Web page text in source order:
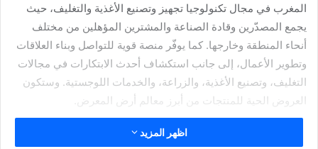
المغرب في مجال تكنولوجيا تجهيز وتصنيع الأغذية والتغليف، حيث
يجمع المصدّرين وقادة الصناعة والمشترين المؤهلين من مختلف
أنحاء المنطقة وخارجها. كما يوفّر منصة قوية للتواصل وبناء العلاقات
وتطوير الأعمال، إلى جانب استكشاف أحدث الابتكارات في مجالات
التغليف، وتصنيع الأغذية، والزراعة، والخدمات اللوجستية. وستكون
العروض الحية للمنتجات من أبرز معالم أرض المعرض.
اظهر المزيد